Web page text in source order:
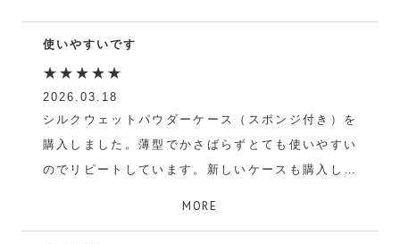
使いやすいです
★★★★★
2026.03.18
シルクウェットパウダーケース（スポンジ付き）を
購入しました。薄型でかさばらずとても使いやすい
のでリピートしています。新しいケースも購入しま
MORE